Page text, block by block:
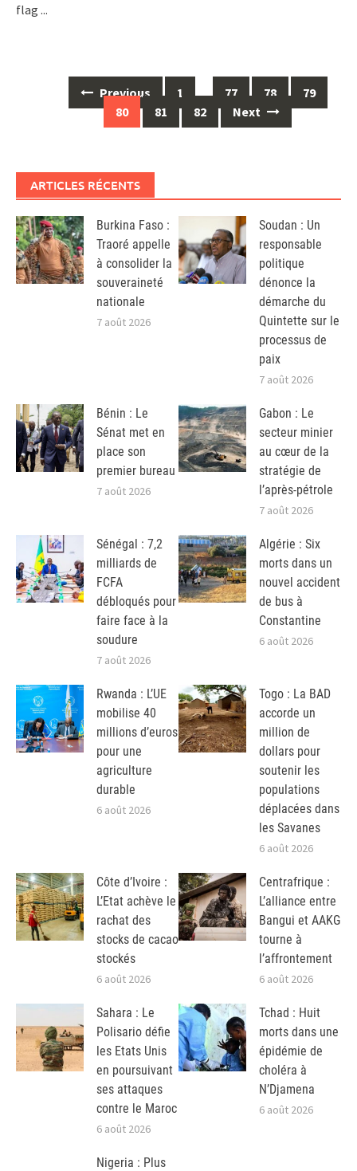
flag ...
navigation
Previous 1 … 77 78
79
80
81 82 Next
ARTICLES RÉCENTS
Burkina Faso :
Traoré appelle
à consolider la
souveraineté
nationale
7 août 2026
Soudan : Un
responsable
politique
dénonce la
démarche du
Quintette sur le
processus de
paix
7 août 2026
Bénin : Le
Sénat met en
place son
premier bureau
7 août 2026
Gabon : Le
secteur minier
au cœur de la
stratégie de
l’après-pétrole
7 août 2026
Sénégal : 7,2
milliards de
FCFA
débloqués pour
faire face à la
soudure
7 août 2026
Algérie : Six
morts dans un
nouvel accident
de bus à
Constantine
6 août 2026
Rwanda : L’UE
mobilise 40
millions d’euros
pour une
agriculture
durable
6 août 2026
Togo : La BAD
accorde un
million de
dollars pour
soutenir les
populations
déplacées dans
les Savanes
6 août 2026
Côte d’Ivoire :
L’Etat achève le
rachat des
stocks de cacao
stockés
6 août 2026
Centrafrique :
L’alliance entre
Bangui et AAKG
tourne à
l’affrontement
6 août 2026
Sahara : Le
Polisario défie
les Etats Unis
en poursuivant
ses attaques
contre le Maroc
6 août 2026
Tchad : Huit
morts dans une
épidémie de
choléra à
N’Djamena
6 août 2026
Nigeria : Plus